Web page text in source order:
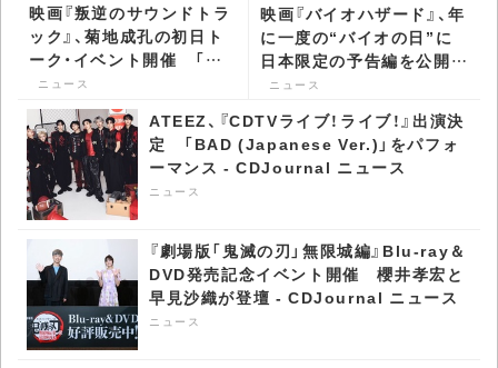
映画『叛逆のサウンドトラ
ック』、菊地成孔の初日ト
ーク・イベント開催 「こ
の作品は、DJプレイに近
い」 - CDJournal ニュー
ス
ニュース
映画『バイオハザード』、年
に一度の“バイオの日”に
日本限定の予告編を公開 -
CDJournal ニュース
ニュース
ATEEZ、『CDTVライブ！ライブ！』出演決
定 「BAD (Japanese Ver.)」をパフォ
ーマンス - CDJournal ニュース
ニュース
『劇場版「鬼滅の刃」無限城編』Blu-ray＆
DVD発売記念イベント開催 櫻井孝宏と
早見沙織が登壇 - CDJournal ニュース
ニュース